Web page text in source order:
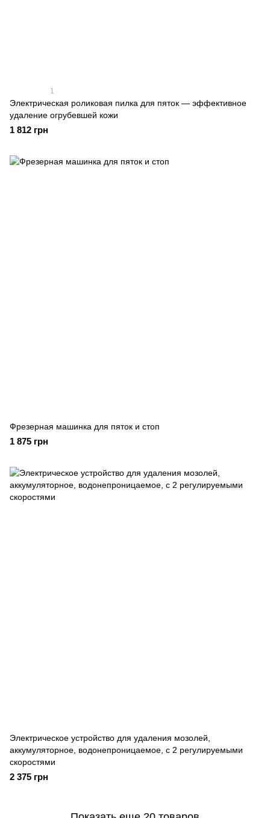
1
Электрическая роликовая пилка для пяток — эффективное
удаление огрубевшей кожи
1 812 грн
Фрезерная машинка для пяток и стоп
1 875 грн
Электрическое устройство для удаления мозолей,
аккумуляторное, водонепроницаемое, с 2 регулируемыми
скоростями
2 375 грн